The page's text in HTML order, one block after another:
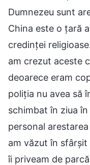
Dumnezeu sunt
China este o țară
credinței
am crezut aceste
deoarece eram
poliția nu avea să
schimbat în ziua
personal
am văzut în
îi priveam de